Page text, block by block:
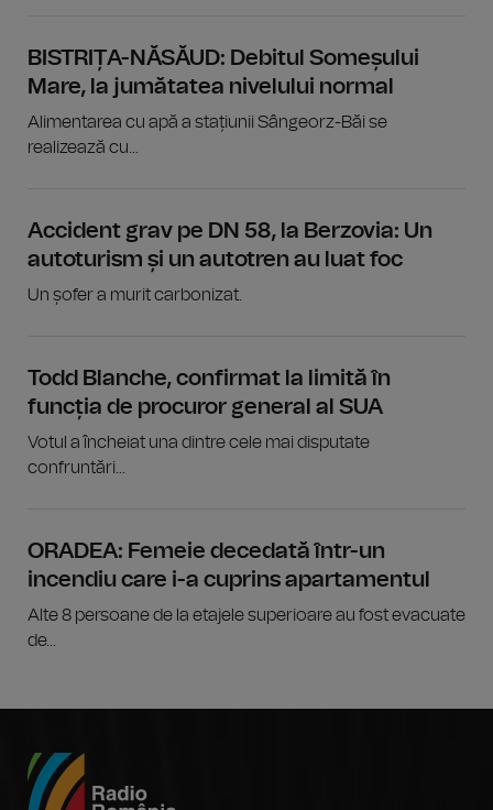
BISTRIȚA-NĂSĂUD: Debitul Someșului
Mare, la jumătatea nivelului normal
Alimentarea cu apă a stațiunii Sângeorz-Băi se
realizează cu...
Accident grav pe DN 58, la Berzovia: Un
autoturism și un autotren au luat foc
Un șofer a murit carbonizat.
Todd Blanche, confirmat la limită în
funcția de procuror general al SUA
Votul a încheiat una dintre cele mai disputate
confruntări...
ORADEA: Femeie decedată într-un
incendiu care i-a cuprins apartamentul
Alte 8 persoane de la etajele superioare au fost evacuate
de...